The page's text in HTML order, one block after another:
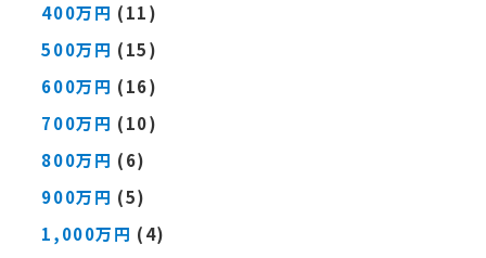
400万円 (11)
500万円 (15)
600万円 (16)
700万円 (10)
800万円 (6)
900万円 (5)
1,000万円 (4)